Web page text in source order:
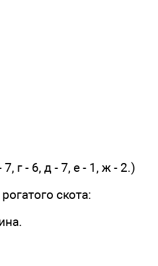
г - 6, д - 7, е - 1, ж - 2.)
скота: